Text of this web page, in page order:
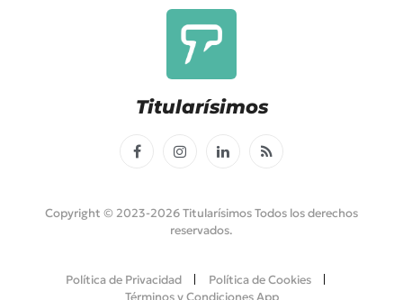
Titularísimos
FacebookInstagramLinkedInRSS
Copyright © 2023-2026 Titularísimos Todos los derechos
reservados.
Política de Privacidad
Política de Cookies
Términos y Condiciones App